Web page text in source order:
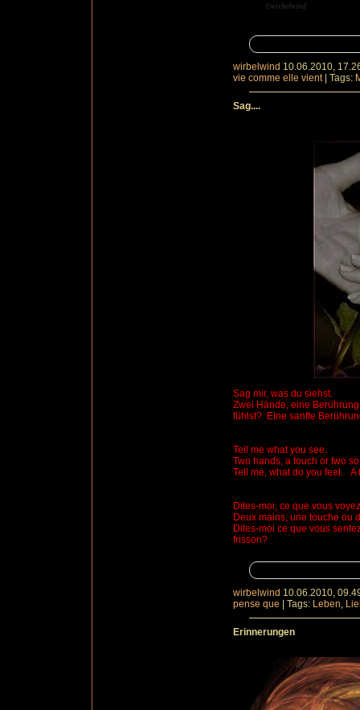
©wirbelwind
wirbelwind 10.06.2010,
vie comme elle vient| Tags:
Sag....
Sag mir, was du siehst.
Zwei Hände, eine
fühlst? Eine sanfte
Tell me what you see.
Two hands, a touch or two
Tell me, what do you feel.
A
Dites-moi, ce que vous
Deux mains, une touche ou
Dites-moi ce que vous
frisson?
wirbelwind 10.06.2010,
pense que
Tags: Leben,
Erinnerungen